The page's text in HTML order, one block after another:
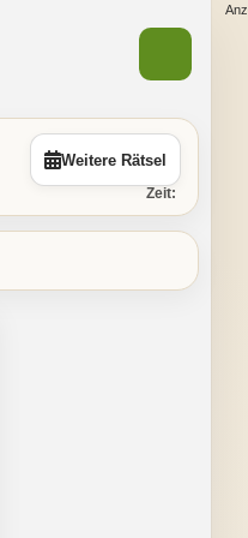
Weitere Rätsel
Zeit: